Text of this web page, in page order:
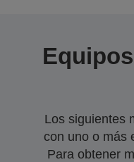
Los siguientes
con uno o más
Para obtener